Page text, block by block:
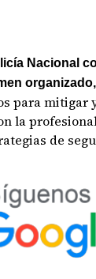
Nacional
organizado,
para mitigar
la
de